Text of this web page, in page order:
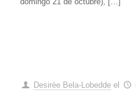
Desirée Bela-Lobedde el